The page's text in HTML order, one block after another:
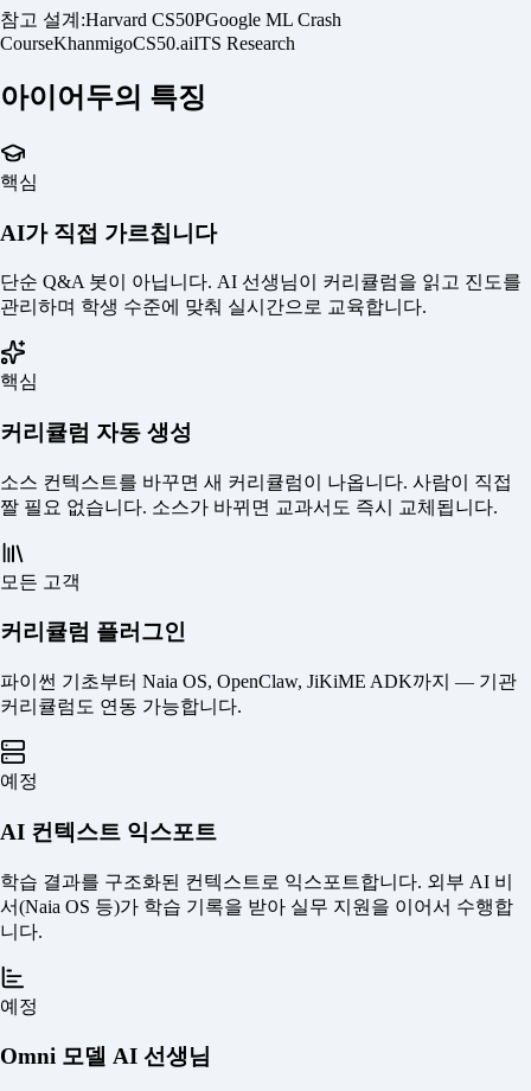
참고 설계:Harvard CS50PGoogle ML Crash
CourseKhanmigoCS50.aiITS Research
아이어두의 특징
핵심
AI가 직접 가르칩니다
단순 Q&A 봇이 아닙니다. AI 선생님이 커리큘럼을 읽고 진도를
관리하며 학생 수준에 맞춰 실시간으로 교육합니다.
핵심
커리큘럼 자동 생성
소스 컨텍스트를 바꾸면 새 커리큘럼이 나옵니다. 사람이 직접
짤 필요 없습니다. 소스가 바뀌면 교과서도 즉시 교체됩니다.
모든 고객
커리큘럼 플러그인
파이썬 기초부터 Naia OS, OpenClaw, JiKiME ADK까지 — 기관
커리큘럼도 연동 가능합니다.
예정
AI 컨텍스트 익스포트
학습 결과를 구조화된 컨텍스트로 익스포트합니다. 외부 AI 비
서(Naia OS 등)가 학습 기록을 받아 실무 지원을 이어서 수행합
니다.
예정
Omni 모델 AI 선생님